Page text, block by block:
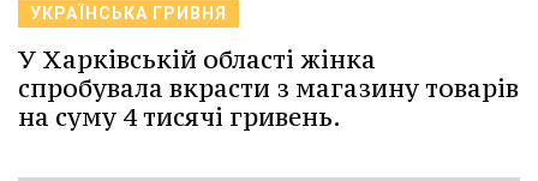
УКРАЇНСЬКА ГРИВНЯ
У Харківській області жінка
спробувала вкрасти з магазину товарів
на суму 4 тисячі гривень.